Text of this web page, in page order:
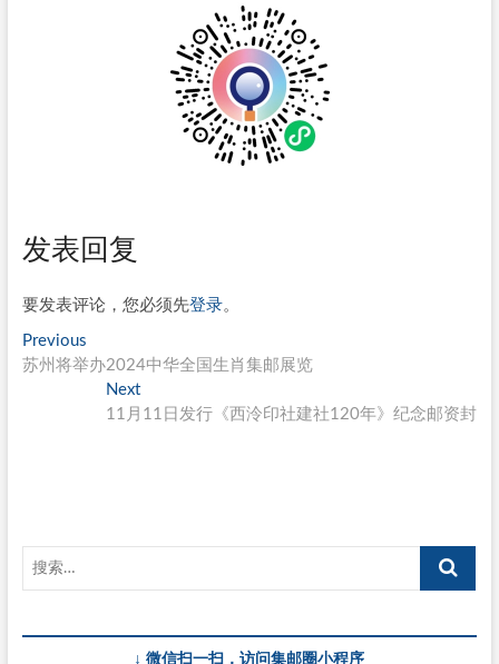
发表回复
要发表评论，您必须先登录。
文
章
PreviousPrevious
post:
苏州将举办2024中华全国生肖集邮展览
NextNext
post:
11月11日发行《西泠印社建社120年》纪念邮资封
↓ 微信扫一扫，访问集邮圈小程序